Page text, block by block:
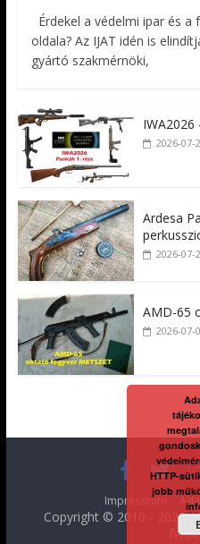
Érdekel a védelmi ipar és
oldala? Az IJAT idén is
gyártó szakmérnöki,
IWA2026
2026-07-
Ardesa
2026-07-
AMD-65
2026-07-
Impresszum
Copyright © 2010 - 2026
HTTP-
jobb